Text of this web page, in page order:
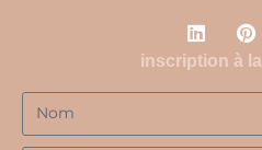
inscription à